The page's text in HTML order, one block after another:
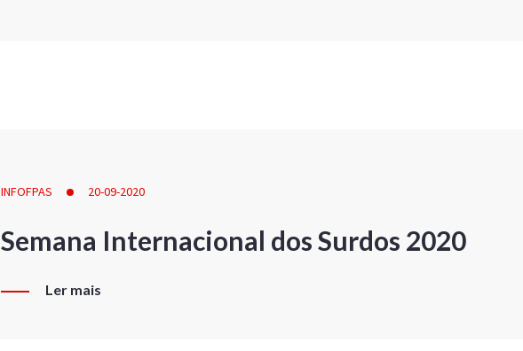
INFOFPAS 20-09-2020
Semana Internacional dos Surdos 2020
Ler mais